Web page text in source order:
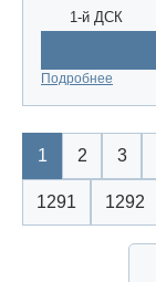
1-й ДСК
Подробнее
1 2 3
1291 1292